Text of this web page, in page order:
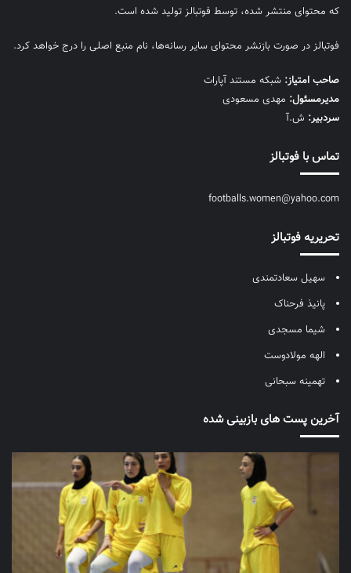
که محتوای منتشر شده، توسط فوتبالز تولید شده است.
فوتبالز در صورت بازنشر محتوای سایر رسانه‌ها، نام منبع اصلی را درج خواهد کرد.
صاحب امتیاز: شبکه مستند آپارات
مديرمسئول: مهدی مسعودی
سردبیر: ش.آ
تماس با فوتبالز
footballs.women@yahoo.com
تحریریه فوتبالز
سهیل سعادتمندی
پانیذ فرحناک
شیما مسجدی
الهه مولادوست
تهمینه سبحانی
آخرین پست های بازبینی شده